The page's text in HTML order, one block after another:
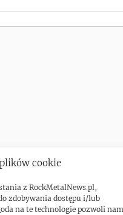
cookie
z RockMetalNews.pl,
zdobywania dostępu i/lub
na te technologie pozwoli nam